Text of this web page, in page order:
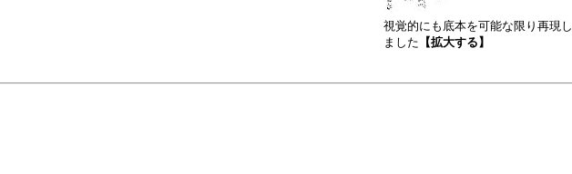
視覚的にも底本を可能な限り再現し
ました 【拡大する】